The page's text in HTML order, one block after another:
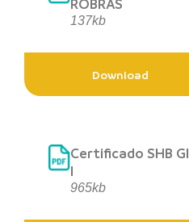
ROBRÁS
137kb
Download
Certificado SHB GI
I
965kb